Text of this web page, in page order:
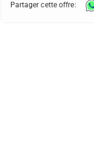
Partager cette offre: